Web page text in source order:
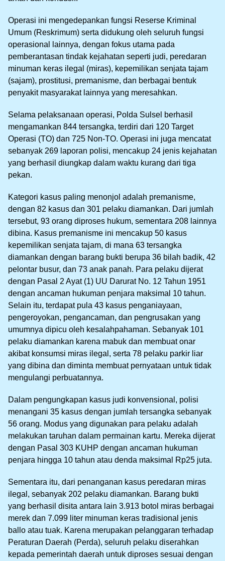
Operasi ini mengedepankan fungsi Reserse Kriminal
Umum (Reskrimum) serta didukung oleh seluruh fungsi
operasional lainnya, dengan fokus utama pada
pemberantasan tindak kejahatan seperti judi, peredaran
minuman keras ilegal (miras), kepemilikan senjata tajam
(sajam), prostitusi, premanisme, dan berbagai bentuk
penyakit masyarakat lainnya yang meresahkan.
Selama pelaksanaan operasi, Polda Sulsel berhasil
mengamankan 844 tersangka, terdiri dari 120 Target
Operasi (TO) dan 725 Non-TO. Operasi ini juga mencatat
sebanyak 269 laporan polisi, mencakup 24 jenis kejahatan
yang berhasil diungkap dalam waktu kurang dari tiga
pekan.
Kategori kasus paling menonjol adalah premanisme,
dengan 82 kasus dan 301 pelaku diamankan. Dari jumlah
tersebut, 93 orang diproses hukum, sementara 208 lainnya
dibina. Kasus premanisme ini mencakup 50 kasus
kepemilikan senjata tajam, di mana 63 tersangka
diamankan dengan barang bukti berupa 36 bilah badik, 42
pelontar busur, dan 73 anak panah. Para pelaku dijerat
dengan Pasal 2 Ayat (1) UU Darurat No. 12 Tahun 1951
dengan ancaman hukuman penjara maksimal 10 tahun.
Selain itu, terdapat pula 43 kasus penganiayaan,
pengeroyokan, pengancaman, dan pengrusakan yang
umumnya dipicu oleh kesalahpahaman. Sebanyak 101
pelaku diamankan karena mabuk dan membuat onar
akibat konsumsi miras ilegal, serta 78 pelaku parkir liar
yang dibina dan diminta membuat pernyataan untuk tidak
mengulangi perbuatannya.
Dalam pengungkapan kasus judi konvensional, polisi
menangani 35 kasus dengan jumlah tersangka sebanyak
56 orang. Modus yang digunakan para pelaku adalah
melakukan taruhan dalam permainan kartu. Mereka dijerat
dengan Pasal 303 KUHP dengan ancaman hukuman
penjara hingga 10 tahun atau denda maksimal Rp25 juta.
Sementara itu, dari penanganan kasus peredaran miras
ilegal, sebanyak 202 pelaku diamankan. Barang bukti
yang berhasil disita antara lain 3.913 botol miras berbagai
merek dan 7.099 liter minuman keras tradisional jenis
ballo atau tuak. Karena merupakan pelanggaran terhadap
Peraturan Daerah (Perda), seluruh pelaku diserahkan
kepada pemerintah daerah untuk diproses sesuai dengan